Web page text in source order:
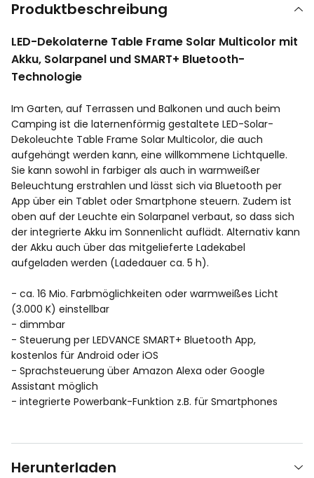
Produktbeschreibung
LED-Dekolaterne Table Frame Solar Multicolor mit
Akku, Solarpanel und SMART+ Bluetooth-
Technologie
Im Garten, auf Terrassen und Balkonen und auch beim
Camping ist die laternenförmig gestaltete LED-Solar-
Dekoleuchte Table Frame Solar Multicolor, die auch
aufgehängt werden kann, eine willkommene Lichtquelle.
Sie kann sowohl in farbiger als auch in warmweißer
Beleuchtung erstrahlen und lässt sich via Bluetooth per
App über ein Tablet oder Smartphone steuern. Zudem ist
oben auf der Leuchte ein Solarpanel verbaut, so dass sich
der integrierte Akku im Sonnenlicht auflädt. Alternativ kann
der Akku auch über das mitgelieferte Ladekabel
aufgeladen werden (Ladedauer ca. 5 h).
- ca. 16 Mio. Farbmöglichkeiten oder warmweißes Licht
(3.000 K) einstellbar
- dimmbar
- Steuerung per LEDVANCE SMART+ Bluetooth App,
kostenlos für Android oder iOS
- Sprachsteuerung über Amazon Alexa oder Google
Assistant möglich
- integrierte Powerbank-Funktion z.B. für Smartphones
Herunterladen